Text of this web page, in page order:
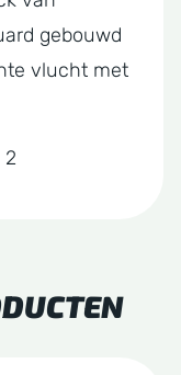
gebouwd
vlucht met
2